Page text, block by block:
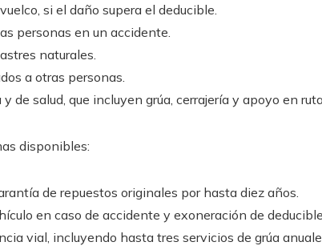
si el daño supera el deducible.
personas en un accidente.
naturales.
a otras personas.
de salud, que incluyen grúa, cerrajería y apoyo en
disponibles:
de repuestos originales por hasta diez años.
en caso de accidente y exoneración de deducible.
vial, incluyendo hasta tres servicios de grúa